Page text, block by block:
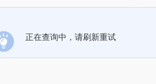
正在查询中，请刷新重试